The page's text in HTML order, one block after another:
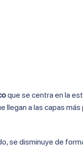
que se centra en la
a las capas
se disminuye de